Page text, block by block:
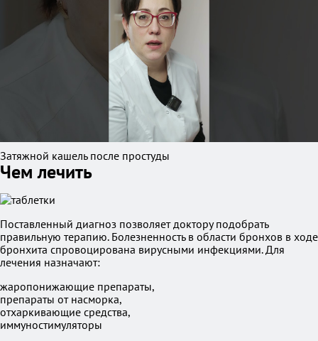
Затяжной кашель после простуды
Чем лечить
Поставленный диагноз позволяет доктору подобрать
правильную терапию. Болезненность в области бронхов в ходе
бронхита спровоцирована вирусными инфекциями. Для
лечения назначают:
жаропонижающие препараты,
препараты от насморка,
отхаркивающие средства,
иммуностимуляторы